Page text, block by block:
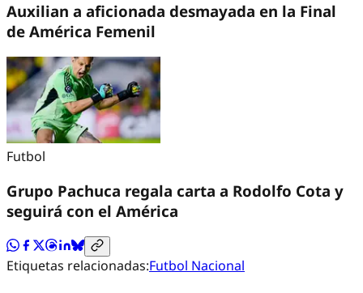
Auxilian a aficionada desmayada en la Final
de América Femenil
Futbol
Grupo Pachuca regala carta a Rodolfo Cota y
seguirá con el América
Etiquetas relacionadas:Futbol Nacional